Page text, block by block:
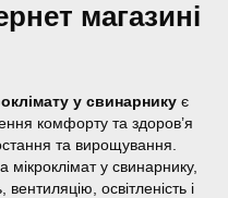
магазині
у свинарнику є
комфорту та здоров’я
та вирощування.
у свинарнику,
освітленість і